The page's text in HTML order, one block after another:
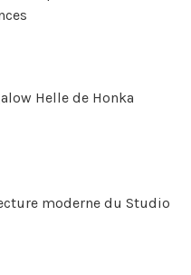
Helle de Honka
moderne du Studio